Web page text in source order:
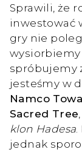
Sprawili, że
inwestować
gry nie
wysiorbiemy
spróbujemy
jesteśmy w
Namco
Sacred Tree
klon Hadesa
jednak sporo